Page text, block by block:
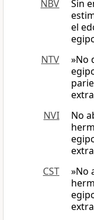
NBV
Sin
el
NTV
»No
NVI
No
CST
»No